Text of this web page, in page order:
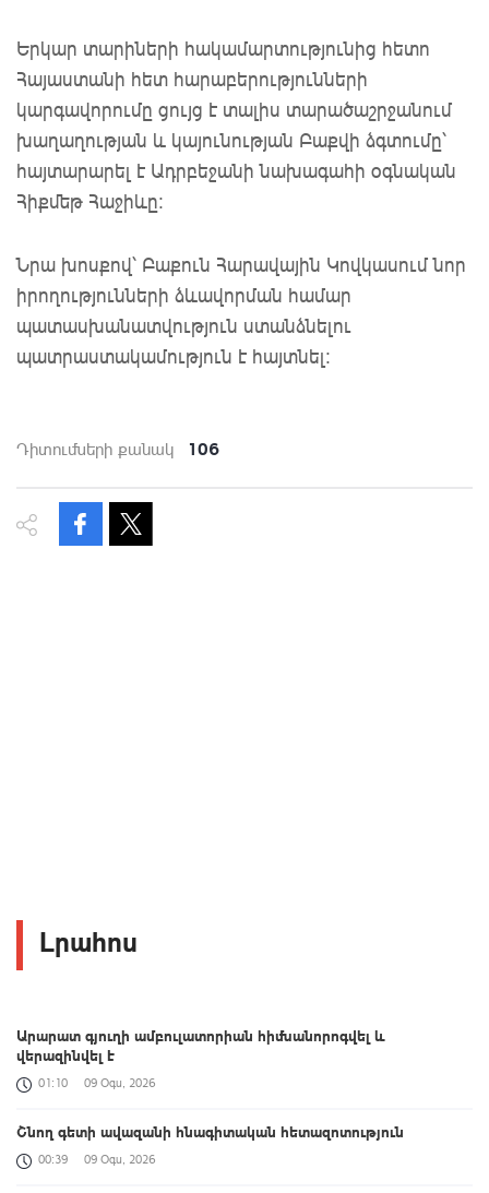
Երկար տարիների հակամարտությունից հետո
Հայաստանի հետ հարաբերությունների
կարգավորումը ցույց է տալիս տարածաշրջանում
խաղաղության և կայունության Բաքվի ձգտումը՝
հայտարարել է Ադրբեջանի նախագահի օգնական
Հիքմեթ Հաջիևը:
Նրա խոսքով՝ Բաքուն Հարավային Կովկասում նոր
իրողությունների ձևավորման համար
պատասխանատվություն ստանձնելու
պատրաստակամություն է հայտնել:
Դիտումների քանակ 106
Լրահոս
Արարատ գյուղի ամբուլատորիան հիմնանորոգվել և
վերազինվել է
01:10 09 Օգս, 2026
Շնող գետի ավազանի հնագիտական հետազոտություն
00:39 09 Օգս, 2026